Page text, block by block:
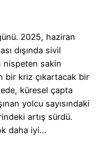
2025, haziran
dışında sivil
nispeten sakin
bir kriz çıkartacak bir
küresel çapta
yolcu sayısındaki
artış sürdü.
daha iyi…